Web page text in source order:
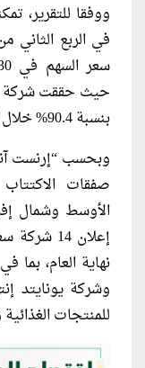
في الربع الثاني
حيث حققت شركة
بنسبة 90.4% خلال الفترة المذكورة.
وبحسب “إرنست
صفقات
الأوسط وشمال
إعلان 14
نهاية العام، بما
وشركة يونايتد
للمنتجات